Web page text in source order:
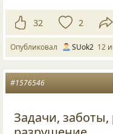
32 2
Опубликовал SUok2 12
#1576546
Задачи,